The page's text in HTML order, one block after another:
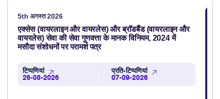
भादूविप्रा ने हरिद्वार, ऋषिकेश और आस-पास के इलाकों में मोबाइल नेटवर्क की
अन्वेषण करना
भादूविप्रा ने उपभोक्ताओं की प्रतिक्रिया (फीडबैक) के आधार पर वॉयस कॉल की
गुणवत्ता का आकलन करने हेतु TRAI MyCall मोबाइल एप्लिकेशन का उन्नत
5th अगस्त 2026
एक्सेस (वायरलाइन और वायरलेस) और ब्रॉडबैंड (वायरलाइन और
वायरलेस) सेवा की सेवा गुणवत्ता के मानक विनियम, 2024 में
मसौदा संशोधनों पर परामर्श पत्र
टिप्पणियां
26-08-2026
प्रति-टिप्पणियां
07-09-2026